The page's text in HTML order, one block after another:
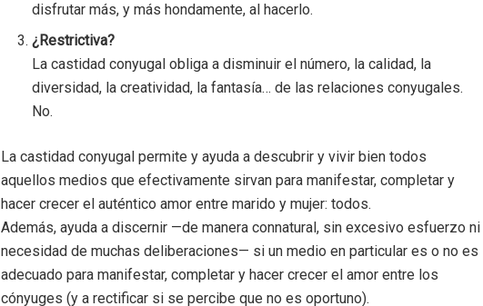
disfrutar más, y más hondamente, al hacerlo.
¿Restrictiva?
La castidad conyugal obliga a disminuir el número, la calidad, la
diversidad, la creatividad, la fantasía… de las relaciones conyugales.
No.
La castidad conyugal permite y ayuda a descubrir y vivir bien todos
aquellos medios que efectivamente sirvan para manifestar, completar y
hacer crecer el auténtico amor entre marido y mujer: todos.
Además, ayuda a discernir —de manera connatural, sin excesivo esfuerzo ni
necesidad de muchas deliberaciones— si un medio en particular es o no es
adecuado para manifestar, completar y hacer crecer el amor entre los
cónyuges (y a rectificar si se percibe que no es oportuno).